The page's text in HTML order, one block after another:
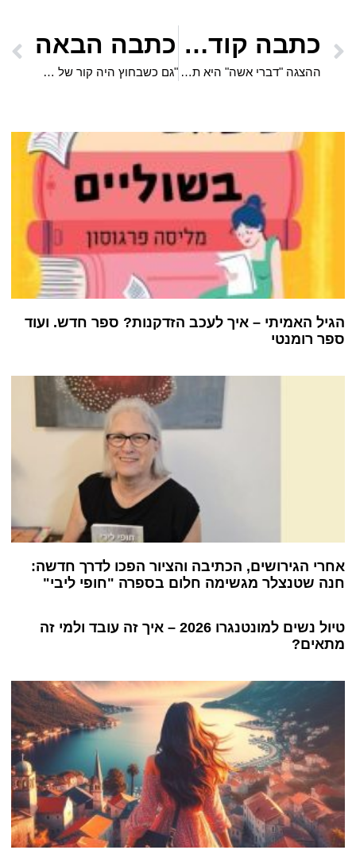
כתבה קודמת
ההצגה "דברי אשה" היא תוצאה של שבירת שתיקה של שתי נשים אמיצות, מול הקהל
כתבה הבאה
"גם כשבחוץ היה קור של מינוס 20 מעלות, לא היה לנו קר כי לא הפסקנו לזוז ולשחק". ארנולד איחייב מספר על ילדותו המיוחדת באוקראינה והתובנות החכמות לחיים
הגיל האמיתי – איך לעכב הזדקנות? ספר חדש. ועוד
ספר רומנטי
אחרי הגירושים, הכתיבה והציור הפכו לדרך חדשה:
חנה שטנצלר מגשימה חלום בספרה "חופי ליבי"
טיול נשים למונטנגרו 2026 – איך זה עובד ולמי זה
מתאים?